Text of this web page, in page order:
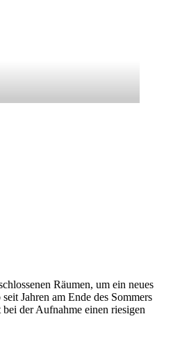
Räumen, um ein neues
Jahren am Ende des Sommers
der Aufnahme einen riesigen